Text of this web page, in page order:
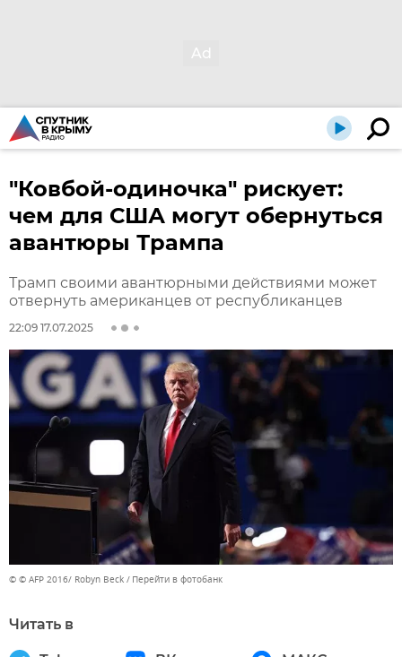
"Ковбой-одиночка" рискует:
чем для США могут обернуться
авантюры Трампа
Трамп своими авантюрными действиями может
отвернуть американцев от республиканцев
22:09 17.07.2025
© © AFP 2016/ Robyn Beck Перейти в фотобанк
Читать в